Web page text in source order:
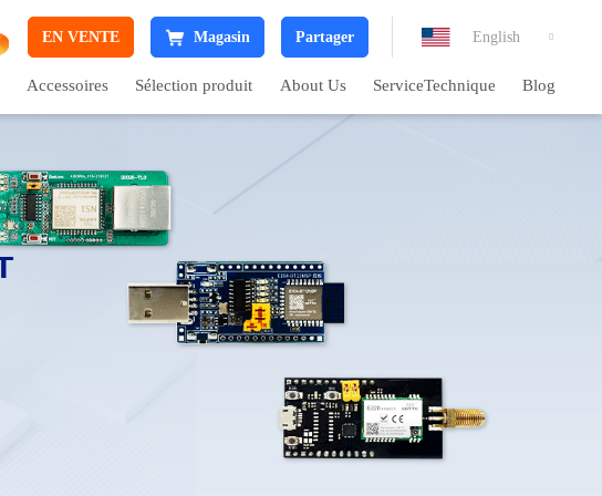
EN VENTE Magasin Partager English 
Accessoires Sélection produit About Us ServiceTechnique Blog